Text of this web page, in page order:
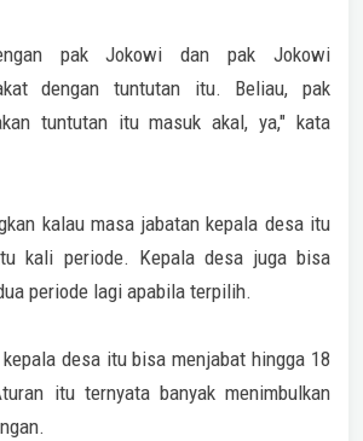
pak Jokowi dan pak Jokowi
dengan tuntutan itu. Beliau, pak
tuntutan itu masuk akal, ya," kata
kalau masa jabatan kepala desa itu
kali periode. Kepala desa juga bisa
periode lagi apabila terpilih.
desa itu bisa menjabat hingga 18
itu ternyata banyak menimbulkan